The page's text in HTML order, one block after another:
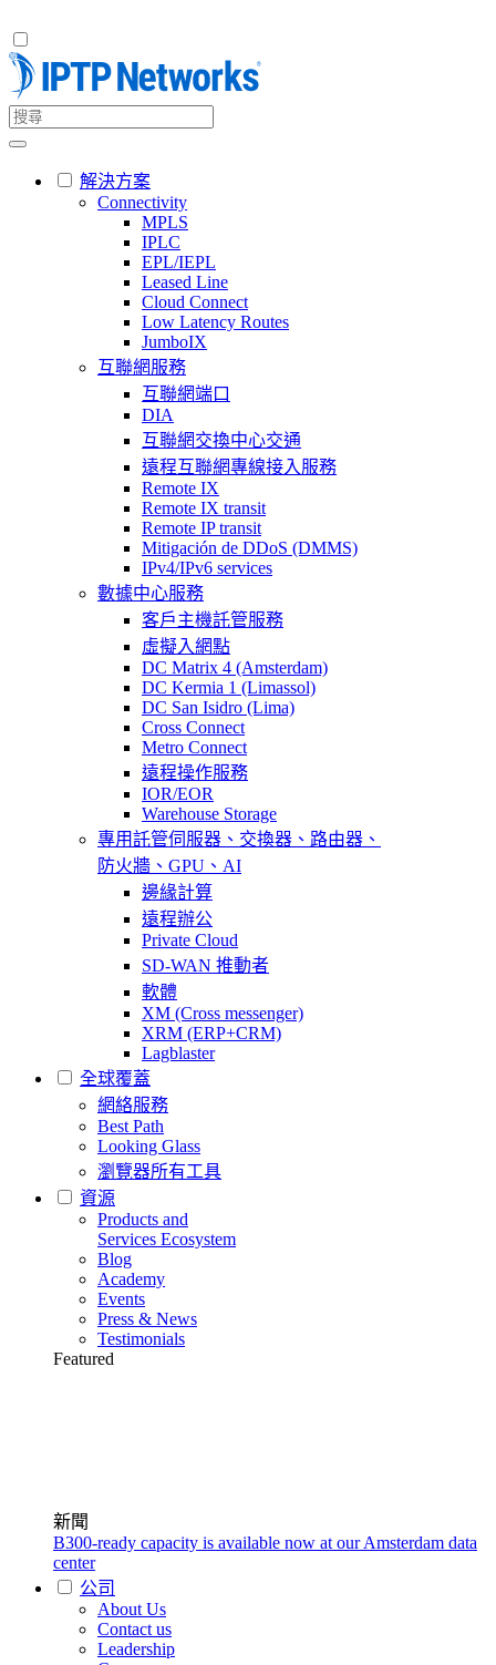
解決方案
Connectivity
MPLS
IPLC
EPL/IEPL
Leased Line
Cloud Connect
Low Latency Routes
JumboIX
互聯網服務
互聯網端口
DIA
互聯網交換中心交通
遠程互聯網專線接入服務
Remote IX
Remote IX transit
Remote IP transit
Mitigación de DDoS (DMMS)
IPv4/IPv6 services
數據中心服務
客戶主機託管服務
虛擬入網點
DC Matrix 4 (Amsterdam)
DC Kermia 1 (Limassol)
DC San Isidro (Lima)
Cross Connect
Metro Connect
遠程操作服務
IOR/EOR
Warehouse Storage
專用託管伺服器、交換器、路由器、
防火牆、GPU、AI
邊緣計算
遠程辦公
Private Cloud
SD-WAN 推動者
軟體
XM (Cross messenger)
XRM (ERP+CRM)
Lagblaster
全球覆蓋
網絡服務
Best Path
Looking Glass
瀏覽器所有工具
資源
Products and
Services Ecosystem
Blog
Academy
Events
Press & News
Testimonials
Featured
新聞
B300-ready capacity is available now at our Amsterdam data
center
公司
About Us
Contact us
Leadership